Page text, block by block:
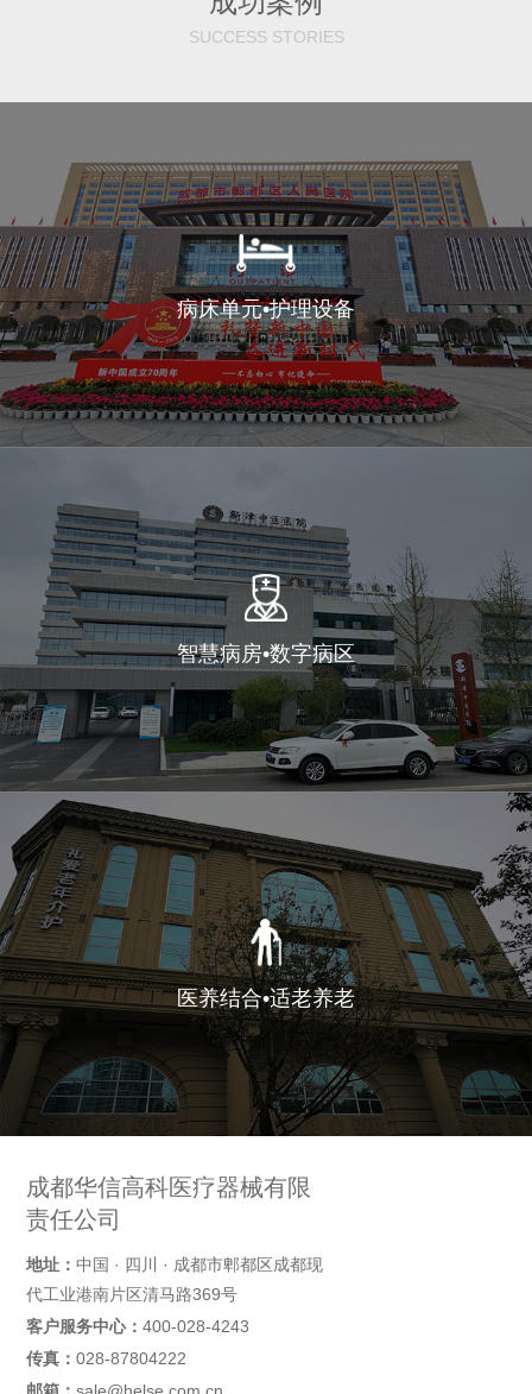
SUCCESS STORIES
病床单元•护理设备
智慧病房•数字病区
医养结合•适老养老
成都华信高科医疗器械有限
责任公司
地址：中国 · 四川 · 成都市郫都区成都现
代工业港南片区清马路369号
客户服务中心：400-028-4243
传真：028-87804222